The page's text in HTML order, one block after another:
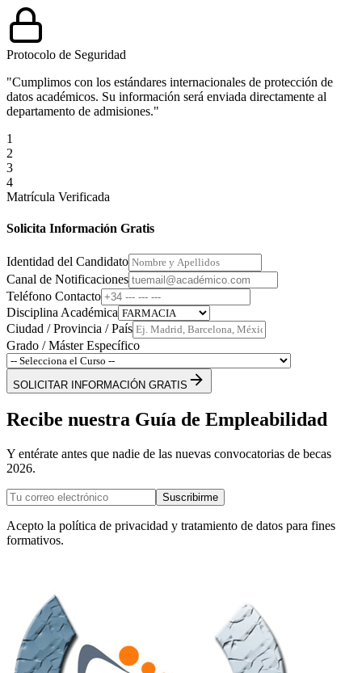
Protocolo de Seguridad
"Cumplimos con los estándares internacionales de protección de
datos académicos. Su información será enviada directamente al
departamento de admisiones."
1
2
3
4
Matrícula Verificada
Solicita Información Gratis
Identidad del Candidato
Canal de Notificaciones
Teléfono Contacto
Disciplina Académica
Ciudad / Provincia / País
Grado / Máster Específico
SOLICITAR INFORMACIÓN GRATIS
Recibe nuestra Guía de Empleabilidad
Y entérate antes que nadie de las nuevas convocatorias de becas
2026.
Suscribirme
Acepto la política de privacidad y tratamiento de datos para fines
formativos.